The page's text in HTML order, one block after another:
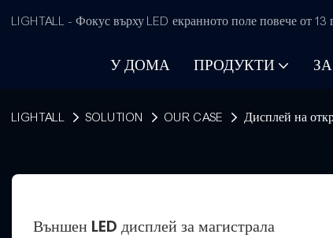
LIGHTALL - Фокус върху LED екранното поле повече от 13
У ДОМА ПРОДУКТИ
LIGHTALL SOLUTION OUR CASE Дисплей на
Външен LED дисплей за магистрала